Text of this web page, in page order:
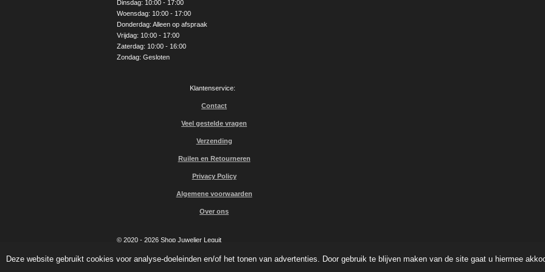
Deze website gebruikt cookies voor analyse-doeleinden en/of het tonen van advertenties. Door gebruik te blijven maken van de site gaat u hiermee
k
a
m
Dinsdag: 10:00 - 17:00
Woensdag: 10:00 - 17:00
Donderdag: Alleen op afspraak
Vrijdag: 10:00 - 17:00
Zaterdag: 10:00 - 16:00
Zondag: Gesloten
Klantenservice:
Contact
Veel gestelde vragen
Verzending
Ruilen en Retourneren
Privacy Policy
Algemene voorwaarden
Over ons
© 2020 - 2026 Shop Juwelier Leguit